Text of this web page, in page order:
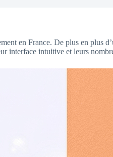
en France. De plus en plus
interface intuitive et leurs